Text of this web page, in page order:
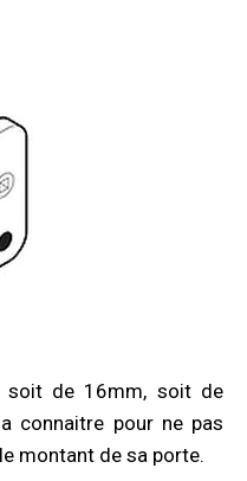
soit de 16mm, soit de
connaitre pour ne pas
montant de sa porte.